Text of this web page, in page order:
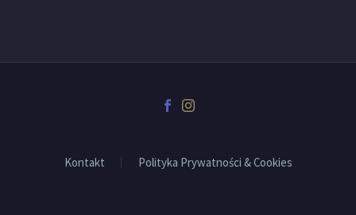
Kontakt Polityka Prywatności & Cookies